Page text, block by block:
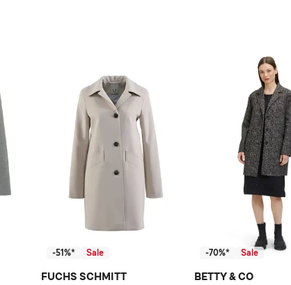
-51%* Sale
FUCHS SCHMITT
-70%* Sale
BETTY & CO